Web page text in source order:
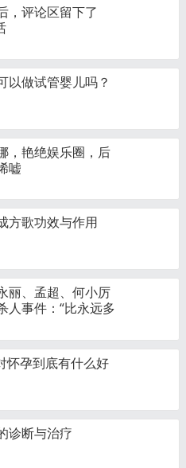
，评论区留下了
以做试管婴儿吗？
，艳绝娱乐圈，后
嘘
方歌功效与作用
丽、孟超、何小厉
人事件：“比永远多
怀孕到底有什么好
诊断与治疗